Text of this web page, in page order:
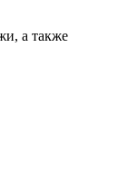
а также